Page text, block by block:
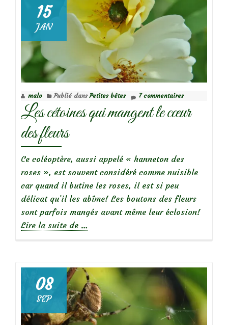
Le
téléphore,
un
allié
du
jardinier
15
JAN
malo Publié dansPetites bêtes 7 commentaires
Les cétoines qui mangent le cœur
des fleurs
Ce coléoptère, aussi appelé « hanneton des
roses », est souvent considéré comme nuisible
car quand il butine les roses, il est si peu
délicat qu’il les abîme! Les boutons des fleurs
sont parfois mangés avant même leur éclosion!
Lire la suite de à
qui
mangent
le
cœur
…
08
SEP